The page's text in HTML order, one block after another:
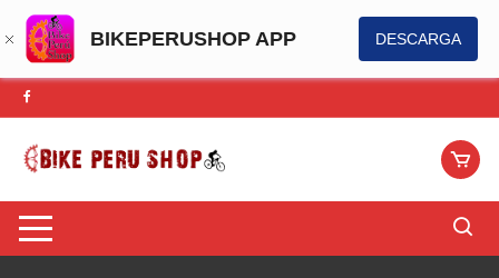
BIKEPERUSHOP APP DESCARGA
Saltar
al
contenido